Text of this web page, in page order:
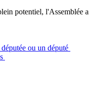
potentiel, l'Assemblée a
ou un député